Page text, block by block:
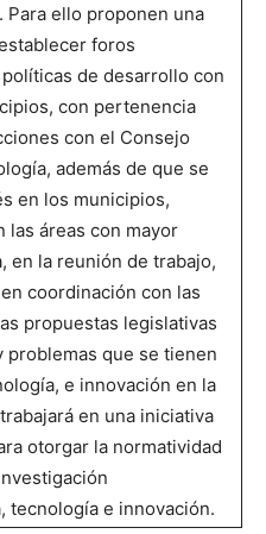
Para ello proponen una
foros
de desarrollo con
con pertenencia
con el Consejo
además de que se
en los municipios,
las áreas con mayor
en la reunión de trabajo,
coordinación con las
propuestas legislativas
problemas que se tienen
e innovación en la
en una iniciativa
otorgar la normatividad
tecnología e innovación.